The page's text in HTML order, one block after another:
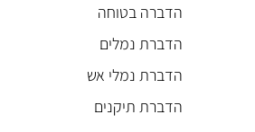
הדברה בטוחה
הדברת נמלים
הדברת נמלי אש
הדברת תיקנים